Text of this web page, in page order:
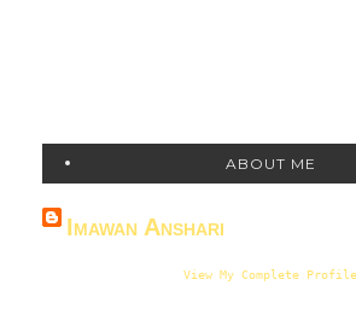
ABOUT ME
Imawan Anshari
View My Complete Profile